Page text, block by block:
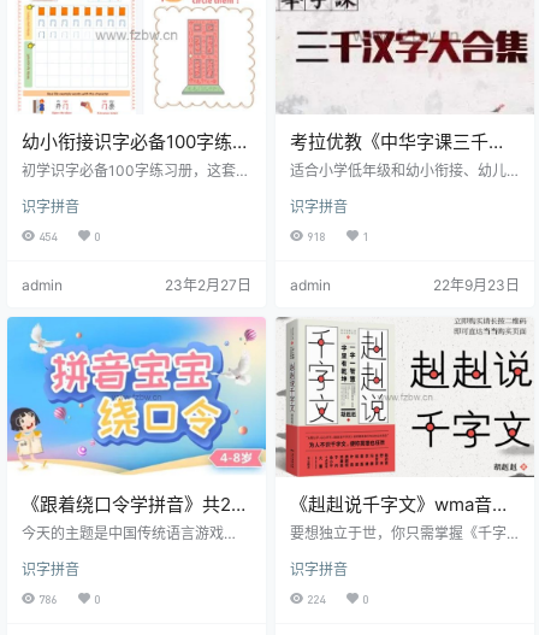
音字和王芳老师自己总结的记忆方
法。 主要…
幼小衔接识字必备100字练习
册
初学识字必备100字练习册，这套练
文、笔画、描红、组词等，比较齐
全，是幼小衔接非常好的练习资料~
识字拼音
454 0
admin 23年2月27日
考拉优教《中华字课三千汉
字》共180集 视频课程
适合小学低年级和幼小衔接、幼儿
园是否就应该开始识字？我想你问
现在的小学家长，他们的回答都是
特别是语文科目上的自信心明显会
简单，更是从识字，认字，对字理
解，以及书写等各方面开始，帮助
孩子了解熟悉爱上汉字。
识字拼音
918 1
admin 22年9月23日
《跟着绕口令学拼音》共20
集 动画版
今天的主题是中国传统语言游戏
的语、词有目的的集中在一起，组
成简单、有趣的语韵，读起来节奏
识字拼音
786 0
《赳赳说千字文》wma音频
附电子书
要想独立于世，你只需掌握《千字
了 《千字文》是一部伟大的经典。
今人对它的了解好像仅仅是儿童启
识字拼音
224 0